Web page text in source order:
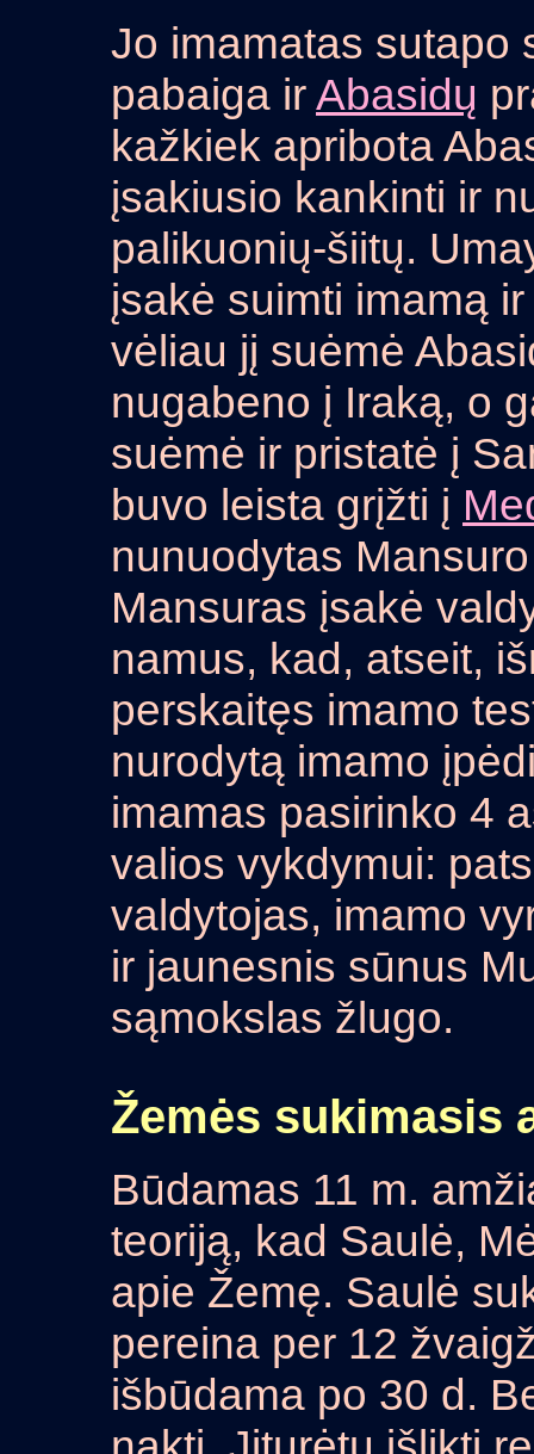
Jo imamatas sutapo
pabaiga irAbasidų
kažkiek apribota
įsakiusio kankinti ir
palikuonių-šiitų.
įsakė suimti imamą
vėliau jį suėmė
nugabeno į Iraką, o
suėmė ir pristatė į
buvo leista grįžti į
nunuodytas
Mansuras įsakė
namus, kad, atseit,
perskaitęs imamo
nurodytą imamo
imamas pasirinko 4
valios vykdymui:
valdytojas, imamo
ir jaunesnis sūnus
sąmokslas žlugo.
Žemės sukimasis
Būdamas 11 m.
teoriją, kad Saulė,
apie Žemę. Saulė
pereina per 12
išbūdama po 30 d.